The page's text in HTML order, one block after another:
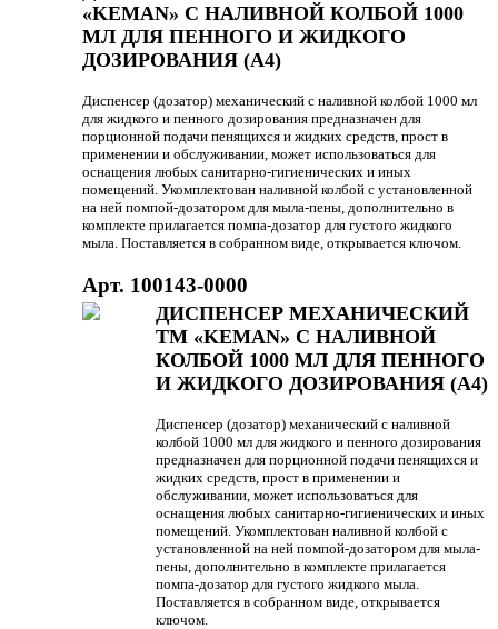
«KEMAN» С НАЛИВНОЙ КОЛБОЙ 1000
МЛ ДЛЯ ПЕННОГО И ЖИДКОГО
ДОЗИРОВАНИЯ (А4)
Диспенсер (дозатор) механический с наливной колбой 1000 мл
для жидкого и пенного дозирования предназначен для
порционной подачи пенящихся и жидких средств, прост в
применении и обслуживании, может использоваться для
оснащения любых санитарно-гигиенических и иных
помещений. Укомплектован наливной колбой с установленной
на ней помпой-дозатором для мыла-пены, дополнительно в
комплекте прилагается помпа-дозатор для густого жидкого
мыла. Поставляется в собранном виде, открывается ключом.
Арт. 100143-0000
ДИСПЕНСЕР МЕХАНИЧЕСКИЙ
ТМ «KEMAN» С НАЛИВНОЙ
КОЛБОЙ 1000 МЛ ДЛЯ ПЕННОГО
И ЖИДКОГО ДОЗИРОВАНИЯ (А4)
Диспенсер (дозатор) механический с наливной
колбой 1000 мл для жидкого и пенного дозирования
предназначен для порционной подачи пенящихся и
жидких средств, прост в применении и
обслуживании, может использоваться для
оснащения любых санитарно-гигиенических и иных
помещений. Укомплектован наливной колбой с
установленной на ней помпой-дозатором для мыла-
пены, дополнительно в комплекте прилагается
помпа-дозатор для густого жидкого мыла.
Поставляется в собранном виде, открывается
ключом.